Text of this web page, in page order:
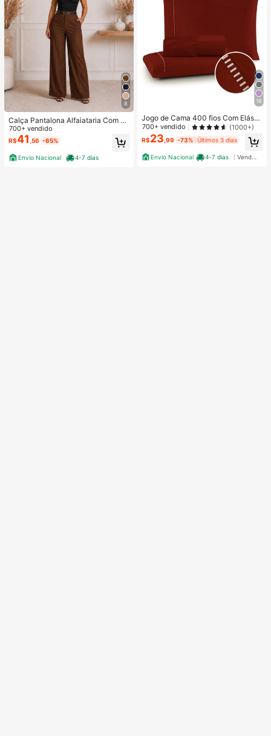
8
Calça Pantalona Alfaiataria Com Ci
nto Tendencia Outono Primavera 2
026
700+ vendido
R$41 ,56 -65%
Envio Nacional 4-7 dias
18
Jogo de Cama 400 fios Com Elásti
co Padrão Hotel Solteiro Casal Que
en King
700+ vendido (1000+)
R$23 ,99 -73% Últimos 3 dias
Envio Nacional 4-7 dias